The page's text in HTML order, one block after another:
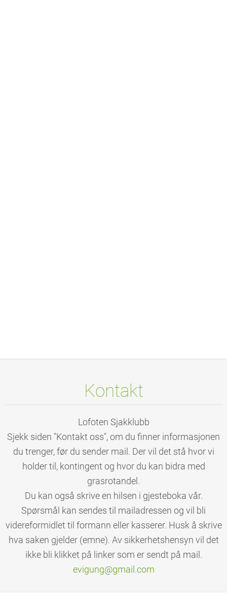
Kontakt
Lofoten Sjakklubb
Sjekk siden "Kontakt oss", om du finner informasjonen
du trenger, før du sender mail. Der vil det stå hvor vi
holder til, kontingent og hvor du kan bidra med
grasrotandel.
Du kan også skrive en hilsen i gjesteboka vår.
Spørsmål kan sendes til mailadressen og vil bli
videreformidlet til formann eller kasserer. Husk å skrive
hva saken gjelder (emne). Av sikkerhetshensyn vil det
ikke bli klikket på linker som er sendt på mail.
evigung@gmail.com